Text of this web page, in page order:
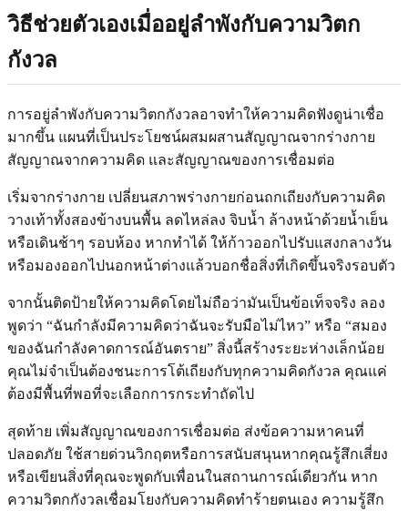
วิธีช่วยตัวเองเมื่ออยู่ลำพังกับความวิตก
กังวล
การอยู่ลำพังกับความวิตกกังวลอาจทำให้ความคิดฟังดูน่าเชื่อ
มากขึ้น แผนที่เป็นประโยชน์ผสมผสานสัญญาณจากร่างกาย
สัญญาณจากความคิด และสัญญาณของการเชื่อมต่อ
เริ่มจากร่างกาย เปลี่ยนสภาพร่างกายก่อนถกเถียงกับความคิด
วางเท้าทั้งสองข้างบนพื้น ลดไหล่ลง จิบน้ำ ล้างหน้าด้วยน้ำเย็น
หรือเดินช้าๆ รอบห้อง หากทำได้ ให้ก้าวออกไปรับแสงกลางวัน
หรือมองออกไปนอกหน้าต่างแล้วบอกชื่อสิ่งที่เกิดขึ้นจริงรอบตัว
จากนั้นติดป้ายให้ความคิดโดยไม่ถือว่ามันเป็นข้อเท็จจริง ลอง
พูดว่า “ฉันกำลังมีความคิดว่าฉันจะรับมือไม่ไหว” หรือ “สมอง
ของฉันกำลังคาดการณ์อันตราย” สิ่งนี้สร้างระยะห่างเล็กน้อย
คุณไม่จำเป็นต้องชนะการโต้เถียงกับทุกความคิดกังวล คุณแค่
ต้องมีพื้นที่พอที่จะเลือกการกระทำถัดไป
สุดท้าย เพิ่มสัญญาณของการเชื่อมต่อ ส่งข้อความหาคนที่
ปลอดภัย ใช้สายด่วนวิกฤตหรือการสนับสนุนหากคุณรู้สึกเสี่ยง
หรือเขียนสิ่งที่คุณจะพูดกับเพื่อนในสถานการณ์เดียวกัน หาก
ความวิตกกังวลเชื่อมโยงกับความคิดทำร้ายตนเอง ความรู้สึก